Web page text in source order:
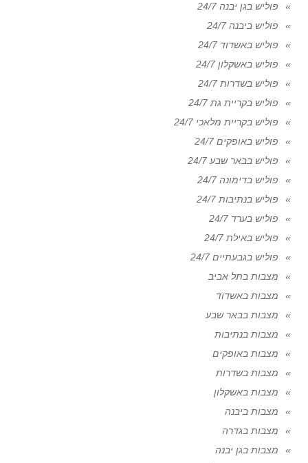
פוליש בגן יבנה 24/7
פוליש ביבנה 24/7
פוליש באשדוד 24/7
פוליש באשקלון 24/7
פוליש בשדרות 24/7
פוליש בקריית גת 24/7
פוליש בקריית מלאכי 24/7
פוליש באופקים 24/7
פוליש בבאר שבע 24/7
פוליש בדימונה 24/7
פוליש בנתיבות 24/7
פוליש בערד 24/7
פוליש באילת 24/7
פוליש בגבעתיים 24/7
מצבות בתל אביב
מצבות באשדוד
מצבות בבאר שבע
מצבות בנתיבות
מצבות באופקים
מצבות בשדרות
מצבות באשקלון
מצבות ביבנה
מצבות בגדרה
מצבות בגן יבנה